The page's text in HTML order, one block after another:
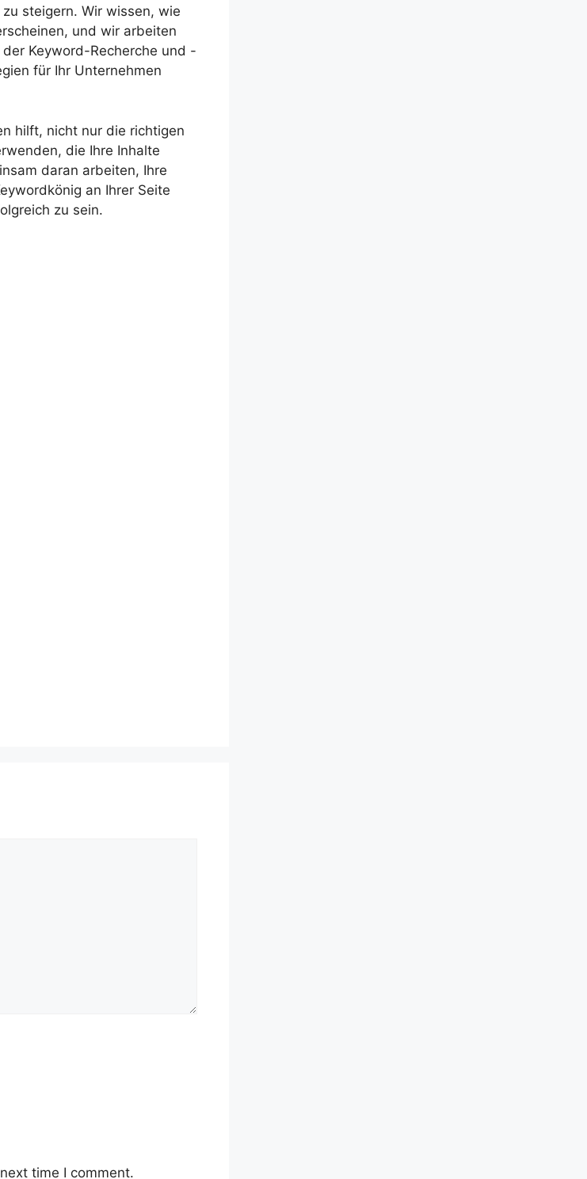
steigern. Wir wissen, wie
und wir arbeiten
Keyword-Recherche und -
für Ihr Unternehmen
hilft, nicht nur die richtigen
die Ihre Inhalte
daran arbeiten, Ihre
an Ihrer Seite
zu sein.
time I comment.